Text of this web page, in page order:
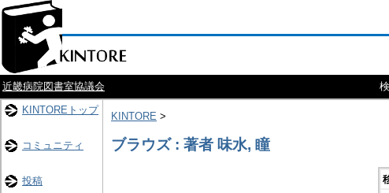
近畿病院図書室協議会
KINTOREトップ
コミュニティ
投稿
KINTORE >
ブラウズ : 著者 味水, 瞳